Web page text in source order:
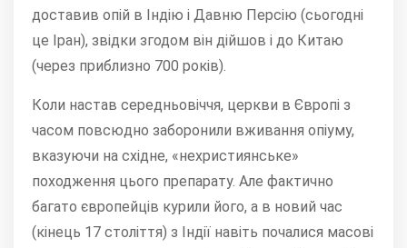
доставив опій в Індію і Давню Персію (сьогодні
це Іран), звідки згодом він дійшов і до Китаю
(через приблизно 700 років).
Коли настав середньовіччя, церкви в Європі з
часом повсюдно заборонили вживання опіуму,
вказуючи на східне, «нехристиянське»
походження цього препарату. Але фактично
багато європейців курили його, а в новий час
(кінець 17 століття) з Індії навіть почалися масові